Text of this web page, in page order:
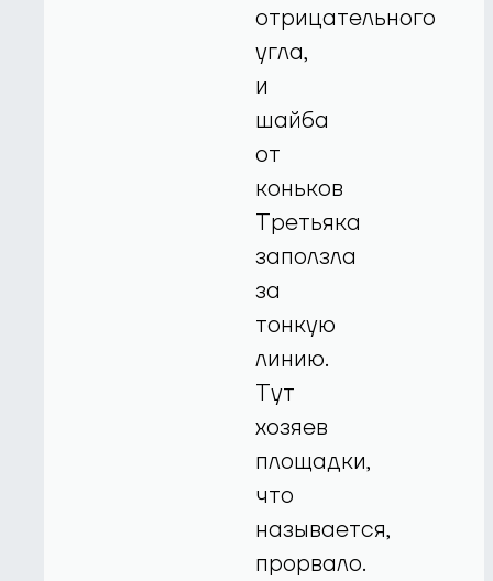
отрицательного
угла,
и
шайба
от
коньков
Третьяка
заползла
за
тонкую
линию.
Тут
хозяев
площадки,
что
называется,
прорвало.